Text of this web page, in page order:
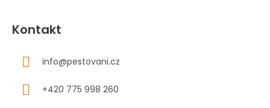
Kontakt
info@pestovani.cz
+420 775 998 260